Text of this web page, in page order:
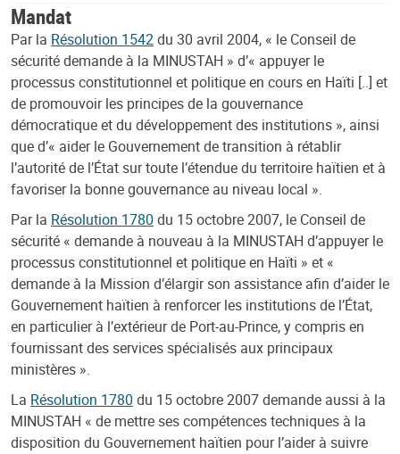
Mandat
Par la Résolution 1542du 30 avril 2004, « le Conseil de
sécurité demande à la MINUSTAH » d’« appuyer le
processus constitutionnel et politique en cours en Haïti [..] et
de promouvoir les principes de la gouvernance
démocratique et du développement des institutions », ainsi
que d’« aider le Gouvernement de transition à rétablir
l’autorité de l’État sur toute l’étendue du territoire haïtien et à
favoriser la bonne gouvernance au niveau local ».
Par la Résolution 1780 du 15 octobre 2007, le Conseil de
sécurité « demande à nouveau à la MINUSTAH d’appuyer le
processus constitutionnel et politique en Haïti » et «
demande à la Mission d’élargir son assistance afin d’aider le
Gouvernement haïtien à renforcer les institutions de l’État,
en particulier à l’extérieur de Port-au-Prince, y compris en
fournissant des services spécialisés aux principaux
ministères ».
La Résolution 1780 du 15 octobre 2007 demande aussi à la
MINUSTAH « de mettre ses compétences techniques à la
disposition du Gouvernement haïtien pour l’aider à suivre